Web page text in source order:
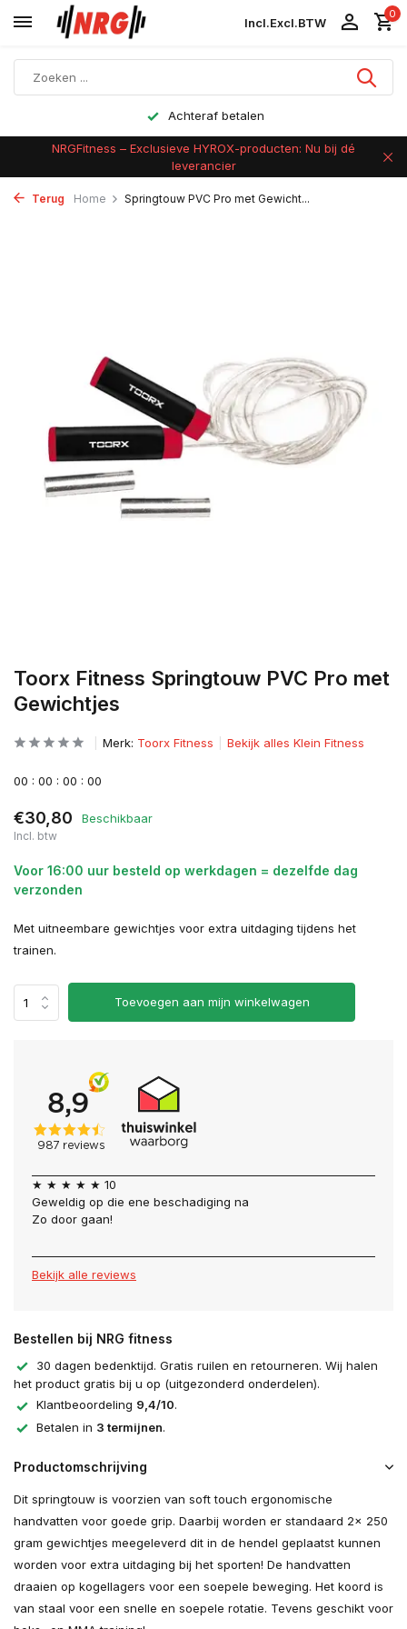
Incl.Excl.BTW
0
Achteraf betalen
NRGFitness – Exclusieve HYROX-producten: Nu bij dé
leverancier
Terug Home Springtouw PVC Pro met Gewicht...
Toorx Fitness Springtouw PVC Pro met
Gewichtjes
Merk: Toorx Fitness Bekijk alles Klein Fitness
00 : 00 : 00 : 00
€30,80 Beschikbaar
Incl. btw
Voor 16:00 uur besteld op werkdagen = dezelfde dag
verzonden
Met uitneembare gewichtjes voor extra uitdaging tijdens het
trainen.
Toevoegen aan mijn winkelwagen
★ ★ ★ ★ ★ 10
Geweldig op die ene beschadiging na
Zo door gaan!
Bekijk alle reviews
Bestellen bij NRG fitness
30 dagen bedenktijd. Gratis ruilen en retourneren. Wij halen
het product gratis bij u op (uitgezonderd onderdelen).
Klantbeoordeling 9,4/10.
Betalen in 3 termijnen.
Productomschrijving
Dit springtouw is voorzien van soft touch ergonomische
handvatten voor goede grip. Daarbij worden er standaard 2x 250
gram gewichtjes meegeleverd dit in de hendel geplaatst kunnen
worden voor extra uitdaging bij het sporten! De handvatten
draaien op kogellagers voor een soepele beweging. Het koord is
van staal voor een snelle en soepele rotatie. Tevens geschikt voor